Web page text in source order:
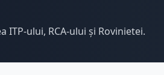
ului, RCA-ului și Rovinietei.